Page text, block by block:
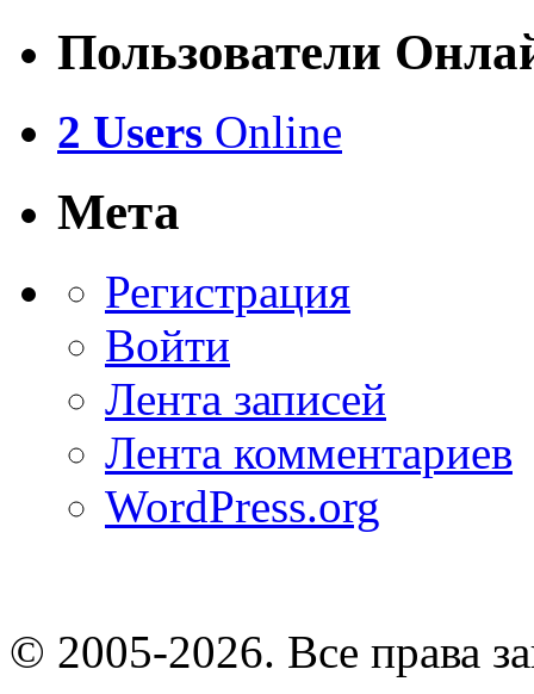
Пользователи
2 Users Online
Мета
Регистрация
Войти
Лента записей
Лента комментариев
WordPress.org
© 2005-2026. Все права